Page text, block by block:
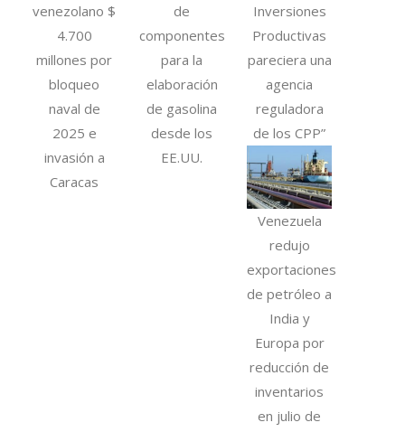
venezolano $
4.700
millones por
bloqueo
naval de
2025 e
invasión a
Caracas
de
componentes
para la
elaboración
de gasolina
desde los
EE.UU.
Inversiones
Productivas
pareciera una
agencia
reguladora
de los CPP”
Venezuela
redujo
exportaciones
de petróleo a
India y
Europa por
reducción de
inventarios
en julio de